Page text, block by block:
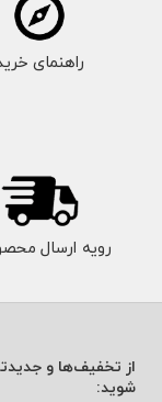
راهنمای
رویه ارسال
از تخفیف‌ها و
شوید: